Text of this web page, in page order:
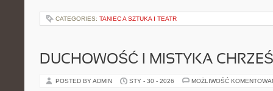
CATEGORIES: TANIEC A SZTUKA I TEATR
DUCHOWOŚĆ I MISTYKA
POSTED BY ADMIN STY - 30 - 2026 MOŻLIWOŚĆ